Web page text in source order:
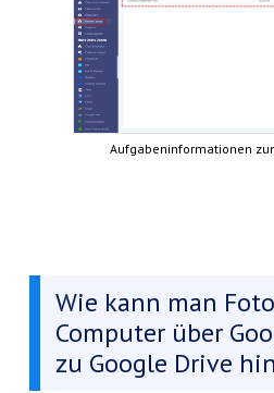
Aufgabeninformationen
Wie kann man
Computer über
zu Google Drive